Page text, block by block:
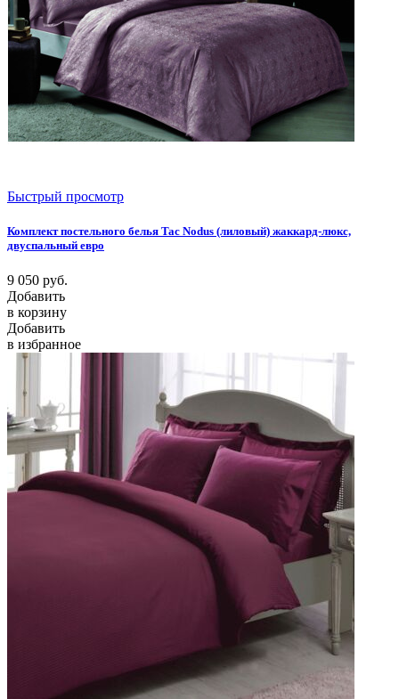
Быстрый просмотр
Комплект постельного белья Tac Nodus (лиловый) жаккард-люкс,
двуспальный евро
9 050 руб.
Добавить
в корзину
Добавить
в избранное